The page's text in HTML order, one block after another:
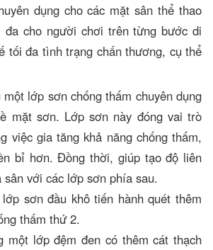
dụng cho các mặt sân thể thao
cho người chơi trên từng bước di
tối đa tình trạng chấn thương, cụ thể
lớp sơn chống thấm chuyên dụng
mặt sơn. Lớp sơn này đóng vai trò
việc gia tăng khả năng chống thấm,
bỉ hơn. Đồng thời, giúp tạo độ liên
với các lớp sơn phía sau.
sơn đầu khô tiến hành quét thêm
thấm thứ 2.
một lớp đệm đen có thêm cát thạch